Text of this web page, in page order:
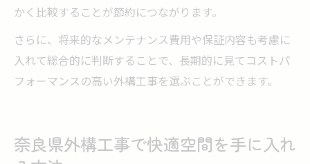
かく比較することが節約につながります。
さらに、将来的なメンテナンス費用や保証内容も考慮に
入れて総合的に判断することで、長期的に見てコストパ
フォーマンスの高い外構工事を選ぶことができます。
奈良県外構工事で快適空間を手に入れ